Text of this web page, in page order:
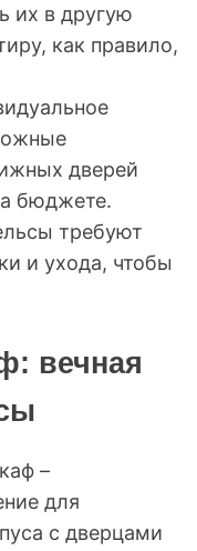
их в другую
как правило,
дверей
бюджете.
требуют
и ухода, чтобы
вечная
–
для
с дверцами